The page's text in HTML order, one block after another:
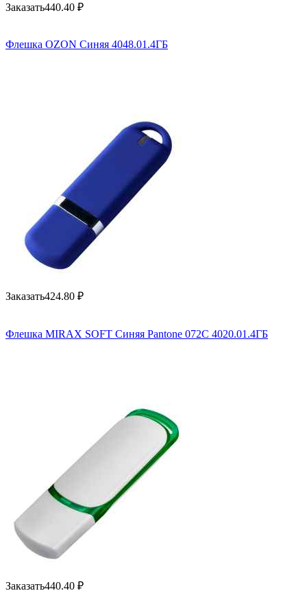
Заказать440.40 ₽
Флешка OZON Синяя 4048.01.4ГБ
Заказать424.80 ₽
Флешка MIRAX SOFT Синяя Pantone 072C 4020.01.4ГБ
Заказать440.40 ₽